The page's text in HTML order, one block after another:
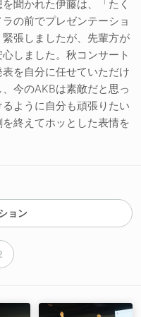
聞かれた伊藤は、「たく
の前でプレゼンテーショ
張しましたが、先輩方が
しました。秋コンサート
を自分に任せていただけ
今のAKBは素敵だと思っ
ように自分も頑張りたい
終えてホッとした表情を
ョン